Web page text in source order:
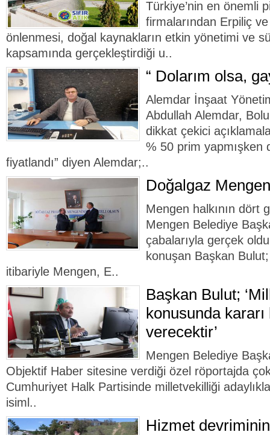
Türkiye’nin en önemli
firmalarından Erpiliç
önlenmesi, doğal kaynakların etkin yönetimi ve
kapsamında gerçekleştirdiği u..
“ Dolarım olsa,
Alemdar İnşaat
Abdullah Alemdar,
dikkat çekici
% 50 prim yapmışken
fiyatlandı” diyen Alemdar;..
Doğalgaz
Mengen halkının dört
Mengen Belediye
çabalarıyla gerçek
konuşan Başkan
itibariyle Mengen, E..
Başkan Bulut;
konusunda
verecektir’
Mengen Belediye
Objektif Haber sitesine verdiği özel röportajda
Cumhuriyet Halk Partisinde milletvekilliği
isiml..
Hizmet